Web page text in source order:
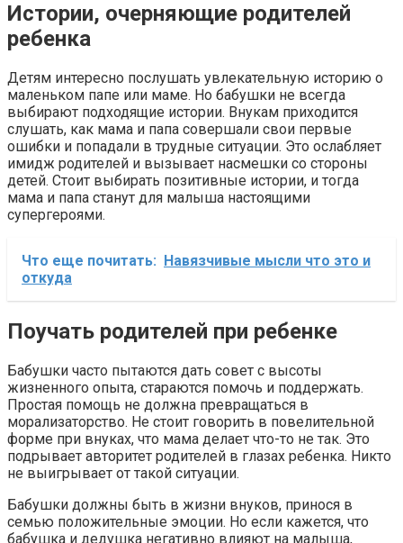
Истории, очерняющие родителей
ребенка
Детям интересно послушать увлекательную историю о
маленьком папе или маме. Но бабушки не всегда
выбирают подходящие истории. Внукам приходится
слушать, как мама и папа совершали свои первые
ошибки и попадали в трудные ситуации. Это ослабляет
имидж родителей и вызывает насмешки со стороны
детей. Стоит выбирать позитивные истории, и тогда
мама и папа станут для малыша настоящими
супергероями.
Что еще почитать: Навязчивые мысли что это и
откуда
Поучать родителей при ребенке
Бабушки часто пытаются дать совет с высоты
жизненного опыта, стараются помочь и поддержать.
Простая помощь не должна превращаться в
морализаторство. Не стоит говорить в повелительной
форме при внуках, что мама делает что-то не так. Это
подрывает авторитет родителей в глазах ребенка. Никто
не выигрывает от такой ситуации.
Бабушки должны быть в жизни внуков, принося в
семью положительные эмоции. Но если кажется, что
бабушка и дедушка негативно влияют на малыша,